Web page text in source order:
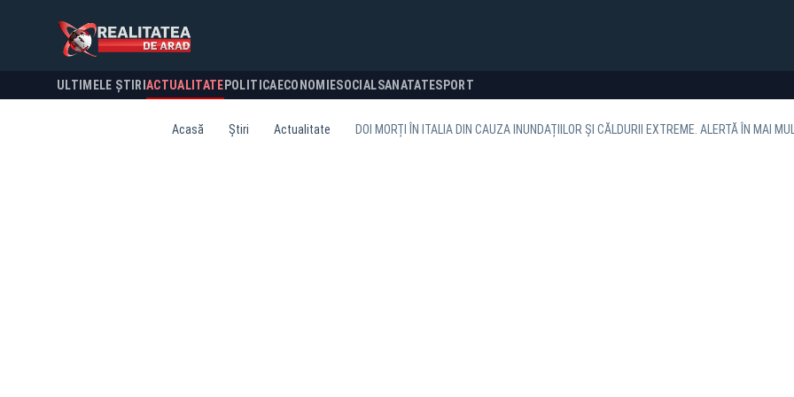
ULTIMELE ȘTIRI ACTUALITATE POLITICA ECONOMIESOCIALSANATATESPORT
Acasă Știri Actualitate DOI MORȚI ÎN ITALIA DIN CAUZA INUNDAȚIILOR ȘI CĂLDURII EXTREME. ALERTĂ ÎN MAI